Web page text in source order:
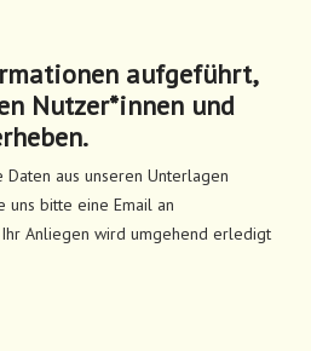
aufgeführt,
Nutzer*innen und
Daten aus unseren Unterlagen
uns bitte eine Email an
Anliegen wird umgehend erledigt